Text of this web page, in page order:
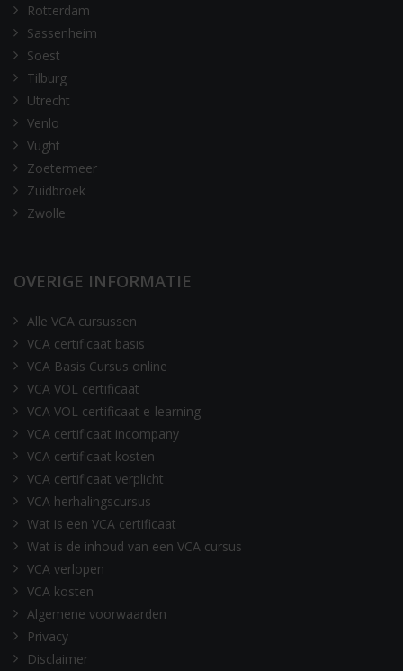
Rotterdam
Sassenheim
Soest
Tilburg
Utrecht
Venlo
Vught
Zoetermeer
Zuidbroek
Zwolle
OVERIGE INFORMATIE
Alle VCA cursussen
VCA certificaat basis
VCA Basis Cursus online
VCA VOL certificaat
VCA VOL certificaat e-learning
VCA certificaat incompany
VCA certificaat kosten
VCA certificaat verplicht
VCA herhalingscursus
Wat is een VCA certificaat
Wat is de inhoud van een VCA cursus
VCA verlopen
VCA kosten
Algemene voorwaarden
Privacy
Disclaimer